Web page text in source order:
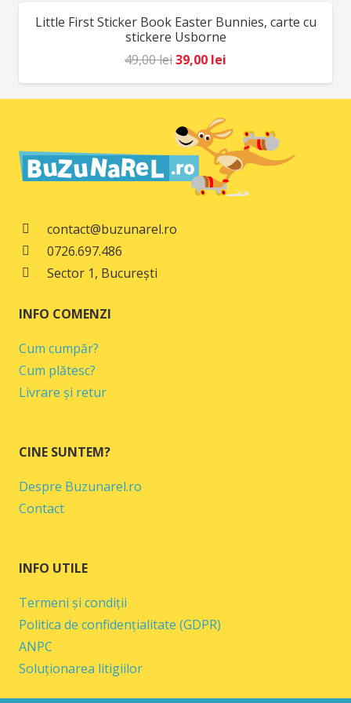
98,00 lei.
REDUCERI!
Little First Sticker Book Easter Bunnies, carte cu
stickere Usborne
49,00leiPrețul
inițial
a
fost:
49,00 lei.
39,00 lei
curent
este:
39,00 lei.
contact@buzunarel.ro
0726.697.486
Sector 1, București
INFO COMENZI
Cum cumpăr?
Cum plătesc?
Livrare și retur
CINE SUNTEM?
Despre Buzunarel.ro
Contact
INFO UTILE
Termeni și condiții
Politica de confidențialitate (GDPR)
ANPC
Soluționarea litigiilor